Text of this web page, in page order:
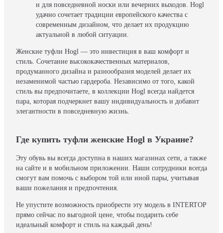
и для повседневной носки или вечерних выходов. Hogl
удачно сочетает традиции европейского качества с
современным дизайном, что делает их продукцию
актуальной в любой ситуации.
Женские туфли Hogl — это инвестиция в ваш комфорт и
стиль. Сочетание высококачественных материалов,
продуманного дизайна и разнообразия моделей делает их
незаменимой частью гардероба. Независимо от того, какой
стиль вы предпочитаете, в коллекции Hogl всегда найдется
пара, которая подчеркнет вашу индивидуальность и добавит
элегантности в повседневную жизнь.
Где купить туфли женские Hogl в Украине?
Эту обувь вы всегда доступна в наших магазинах сети, а также
на сайте и в мобильном приложении. Наши сотрудники всегда
смогут вам помочь с выбором той или иной пары, учитывая
ваши пожелания и предпочтения.
Не упустите возможность приобрести эту модель в INTERTOP
прямо сейчас по выгодной цене, чтобы подарить себе
идеальный комфорт и стиль на каждый день!